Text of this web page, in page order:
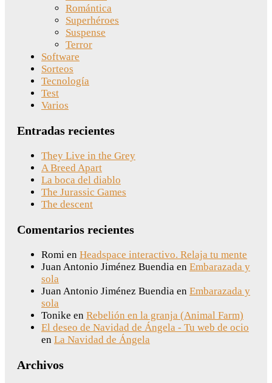
Romántica
Superhéroes
Suspense
Terror
Software
Sorteos
Tecnología
Test
Varios
Entradas recientes
They Live in the Grey
A Breed Apart
La boca del diablo
The Jurassic Games
The descent
Comentarios recientes
Romi en Headspace interactivo. Relaja tu mente
Juan Antonio Jiménez Buendia en Embarazada y
sola
Juan Antonio Jiménez Buendia en Embarazada y
sola
Tonike en Rebelión en la granja (Animal Farm)
El deseo de Navidad de Ángela - Tu web de ocio
en La Navidad de Ángela
Archivos